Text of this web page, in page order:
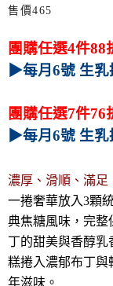
售價465
團購任選4件88
▶每月6號 生乳
團購任選7件76
▶每月6號 生乳
濃厚、滑順、滿足
一捲奢華放入3顆
典焦糖風味，完整
丁的甜美與香醇
糕捲入濃郁布丁與
年滋味。